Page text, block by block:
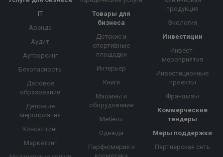
IT
Аренда
Аудит
Аутсорсинг
Безопасность
Деловое
образование
Деловые
мероприятия
Консалтинг
Маркетинг
Товары для
бизнеса
Детские и
спортивные
площадки
Интерьер
Книги
Машины и
оборудование
Мебель
Одежда
Парфюмерия и
продукция
Экология
Инвестиции
Инвест-
мероприятия
Инвестиционные
проекты
Франшизы
Коммерческие
тендеры
Меры поддержки
Партнерская сеть